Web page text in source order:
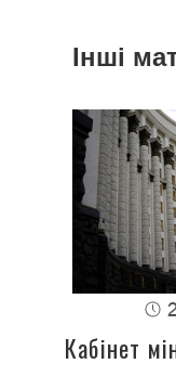
Інші
Кабінет